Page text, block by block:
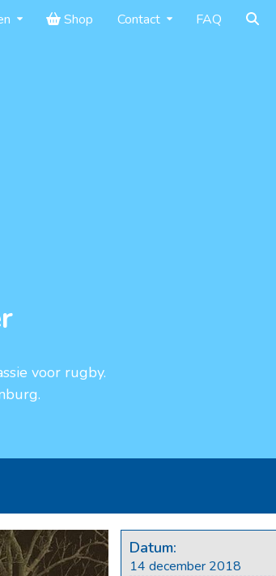
Shop Contact FAQ
voor rugby.
Datum:
14 december 2018